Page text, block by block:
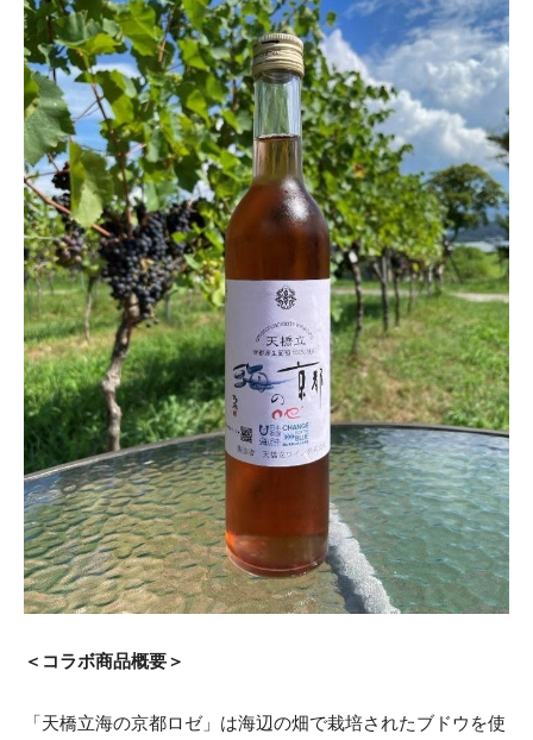
＜コラボ商品概要＞
「天橋立海の京都ロゼ」は海辺の畑で栽培されたブドウを使